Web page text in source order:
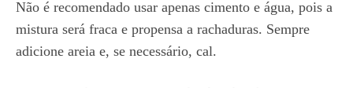
Não é recomendado usar apenas cimento e água, pois a
mistura será fraca e propensa a rachaduras. Sempre
adicione areia e, se necessário, cal.